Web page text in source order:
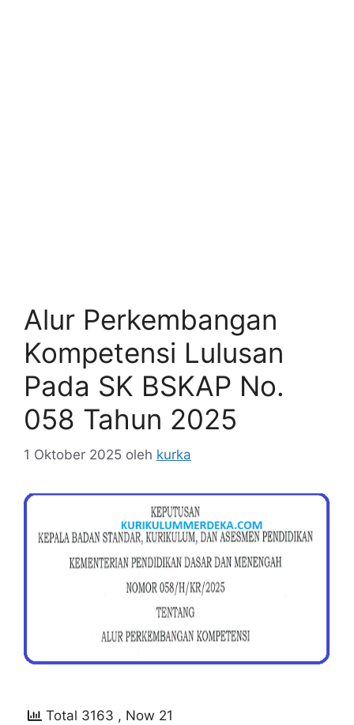
Alur Perkembangan
Kompetensi Lulusan
Pada SK BSKAP No.
058 Tahun 2025
1 Oktober 2025 oleh kurka
Total 3163 , Now 21